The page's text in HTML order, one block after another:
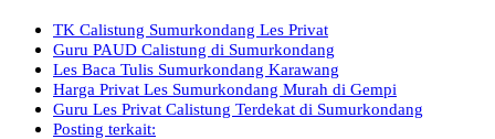
TK Calistung Sumurkondang Les Privat
Guru PAUD Calistung di Sumurkondang
Les Baca Tulis Sumurkondang Karawang
Harga Privat Les Sumurkondang Murah di Gempi
Guru Les Privat Calistung Terdekat di Sumurkondang
Posting terkait: